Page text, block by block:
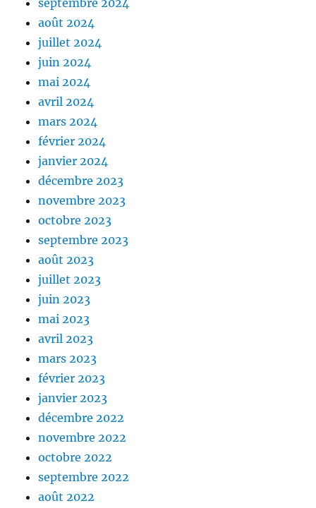
août 2024
juillet 2024
juin 2024
mai 2024
avril 2024
mars 2024
février 2024
janvier 2024
décembre 2023
novembre 2023
octobre 2023
septembre 2023
août 2023
juillet 2023
juin 2023
mai 2023
avril 2023
mars 2023
février 2023
janvier 2023
décembre 2022
novembre 2022
octobre 2022
septembre 2022
août 2022